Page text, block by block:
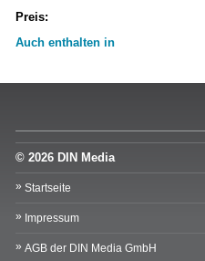
Preis:
Auch enthalten in
© 2026 DIN Media
Startseite
Impressum
AGB der DIN Media GmbH